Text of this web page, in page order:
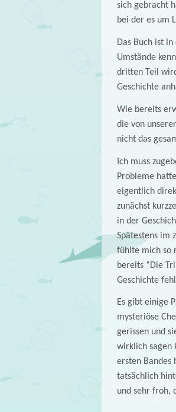
sich gebracht
bei der es um
Das Buch ist
Umstände
dritten Teil
Geschichte
Wie bereits
die von
nicht das
Ich muss
Probleme
eigentlich
zunächst
in der
Spätestens im
fühlte mich so
bereits “Die
Geschichte
Es gibt einige
mysteriöse
gerissen und
wirklich sagen
ersten Bandes
tatsächlich
und sehr froh,